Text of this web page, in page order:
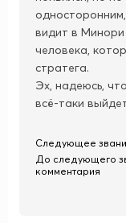
видит в
человека,
стратега.
Эх, надеюсь,
всё-таки
Следующее
До следующего
комментария